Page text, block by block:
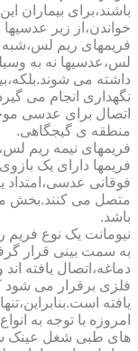
باشند،برای بیماران
خواندن،از زیر عدسیها
فریمهای ریم لس،شبه
لس،عدسیها نه به
داشته می
نگهداری انجام می
اتصال برای عدسی
منطقه ی گیجگاهی.
فریمهای نیمه ریم
فریمها دارای یک
متصل می کنند.بخش
باشد.
نیومانت یک نوع فریم
به سمت بینی قرار
دماغه،اتصال یافته
فلزی برقرار می
یافته
امروزه با توجه به
های طبی شغل عینک